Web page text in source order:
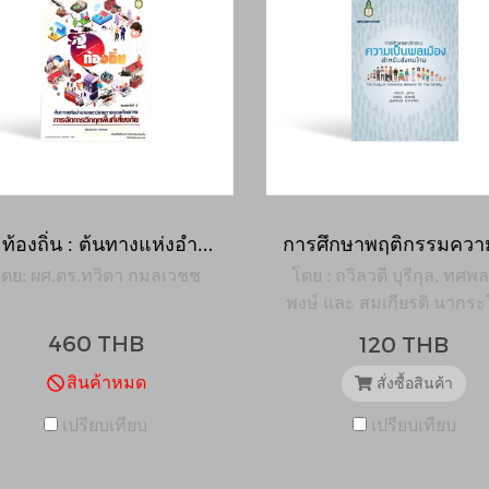
รัฐ ท้องถิ่น : ต้นทางแห่งอำนาจและปลายทางของศักยภาพการจัดการวิกฤตพื้นที่เสี่ยงภัย (พิมพ์ครั้งที่2)
ย: ผศ.ดร.ทวิดา กมลเวชช
460 THB
สินค้าหมด
เปรียบเทียบ
โดย : ถวิลวดี บุรีกุล, ทศพ
พงษ์ และ สมเกียรติ นากระ
120 THB
สั่งซื้อสินค้า
เปรียบเทียบ